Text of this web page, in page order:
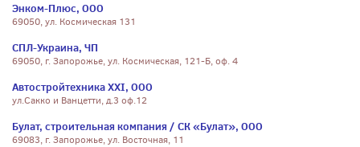
Энком-Плюс, ООО
69050, ул. Космическая 131
СПЛ-Украина, ЧП
69050, г. Запорожье, ул. Космическая, 121-Б, оф. 4
Автостройтехника XXI, ООО
ул.Сакко и Ванцетти, д.3 оф.12
Булат, строительная компания / СК «Булат», ООО
69083, г. Запорожье, ул. Восточная, 11